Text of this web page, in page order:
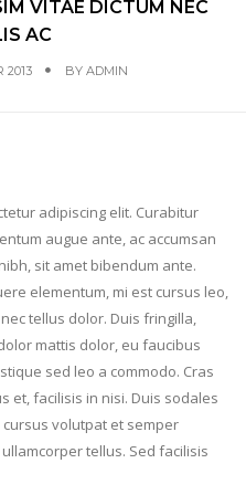
VITAE DICTUM NEC
AC
2013 BY ADMIN
adipiscing elit. Curabitur
augue ante, ac accumsan
sit amet bibendum ante.
elementum, mi est cursus leo,
tellus dolor. Duis fringilla,
mattis dolor, eu faucibus
sed leo a commodo. Cras
et, facilisis in nisi. Duis sodales
volutpat et semper
tellus. Sed facilisis